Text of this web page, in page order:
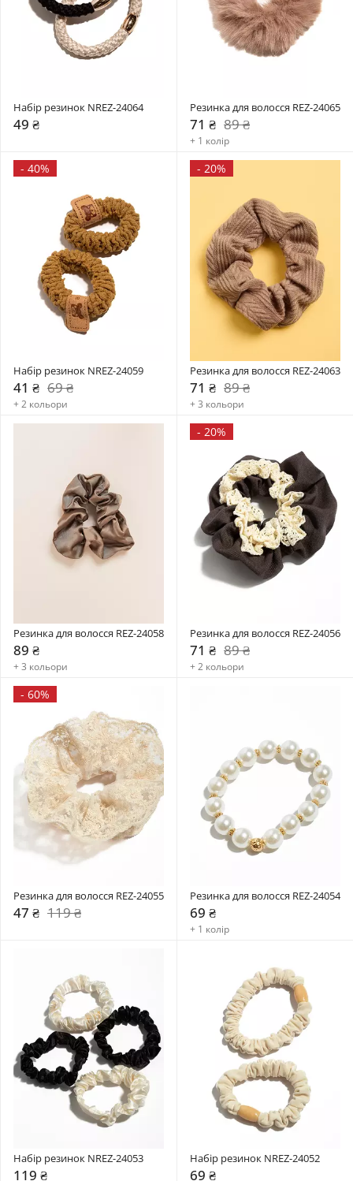
Набір резинок NREZ-24064
49 ₴
Резинка для волосся REZ-24065
71 ₴ 89 ₴
+ 1 колір
- 40%
Набір резинок NREZ-24059
41 ₴ 69 ₴
+ 2 кольори
- 20%
Резинка для волосся REZ-24063
71 ₴ 89 ₴
+ 3 кольори
Резинка для волосся REZ-24058
89 ₴
+ 3 кольори
- 20%
Резинка для волосся REZ-24056
71 ₴ 89 ₴
+ 2 кольори
- 60%
Резинка для волосся REZ-24055
47 ₴ 119 ₴
Резинка для волосся REZ-24054
69 ₴
+ 1 колір
Набір резинок NREZ-24053
119 ₴
Набір резинок NREZ-24052
69 ₴